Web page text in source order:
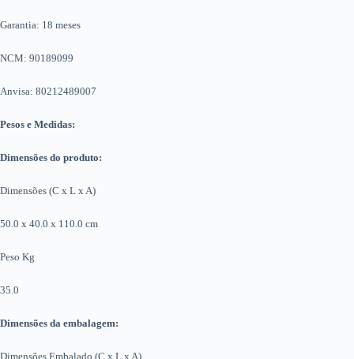
Garantia: 18 meses
NCM: 90189099
Anvisa: 80212489007
Pesos e Medidas:
Dimensões do produto:
Dimensões (C x L x A)
50.0 x 40.0 x 110.0 cm
Peso Kg
35.0
Dimensões da embalagem:
Dimensões Embalado (C x L x A)